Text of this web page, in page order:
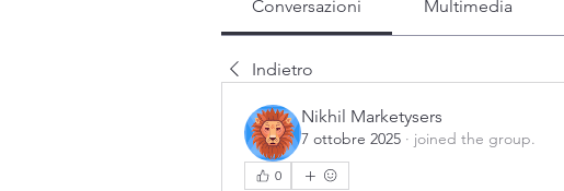
Conversazioni Multimedia
Indietro
Nikhil Marketysers
7 ottobre 2025 · joined the group.
0